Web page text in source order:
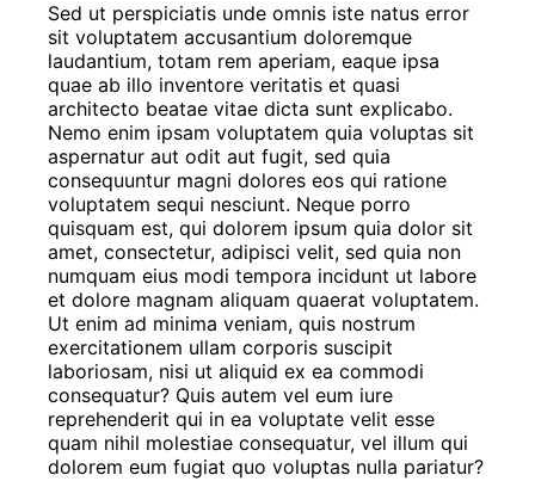
Sed ut perspiciatis unde omnis iste natus error
sit voluptatem accusantium doloremque
laudantium, totam rem aperiam, eaque ipsa
quae ab illo inventore veritatis et quasi
architecto beatae vitae dicta sunt explicabo.
Nemo enim ipsam voluptatem quia voluptas sit
aspernatur aut odit aut fugit, sed quia
consequuntur magni dolores eos qui ratione
voluptatem sequi nesciunt. Neque porro
quisquam est, qui dolorem ipsum quia dolor sit
amet, consectetur, adipisci velit, sed quia non
numquam eius modi tempora incidunt ut labore
et dolore magnam aliquam quaerat voluptatem.
Ut enim ad minima veniam, quis nostrum
exercitationem ullam corporis suscipit
laboriosam, nisi ut aliquid ex ea commodi
consequatur? Quis autem vel eum iure
reprehenderit qui in ea voluptate velit esse
quam nihil molestiae consequatur, vel illum qui
dolorem eum fugiat quo voluptas nulla pariatur?